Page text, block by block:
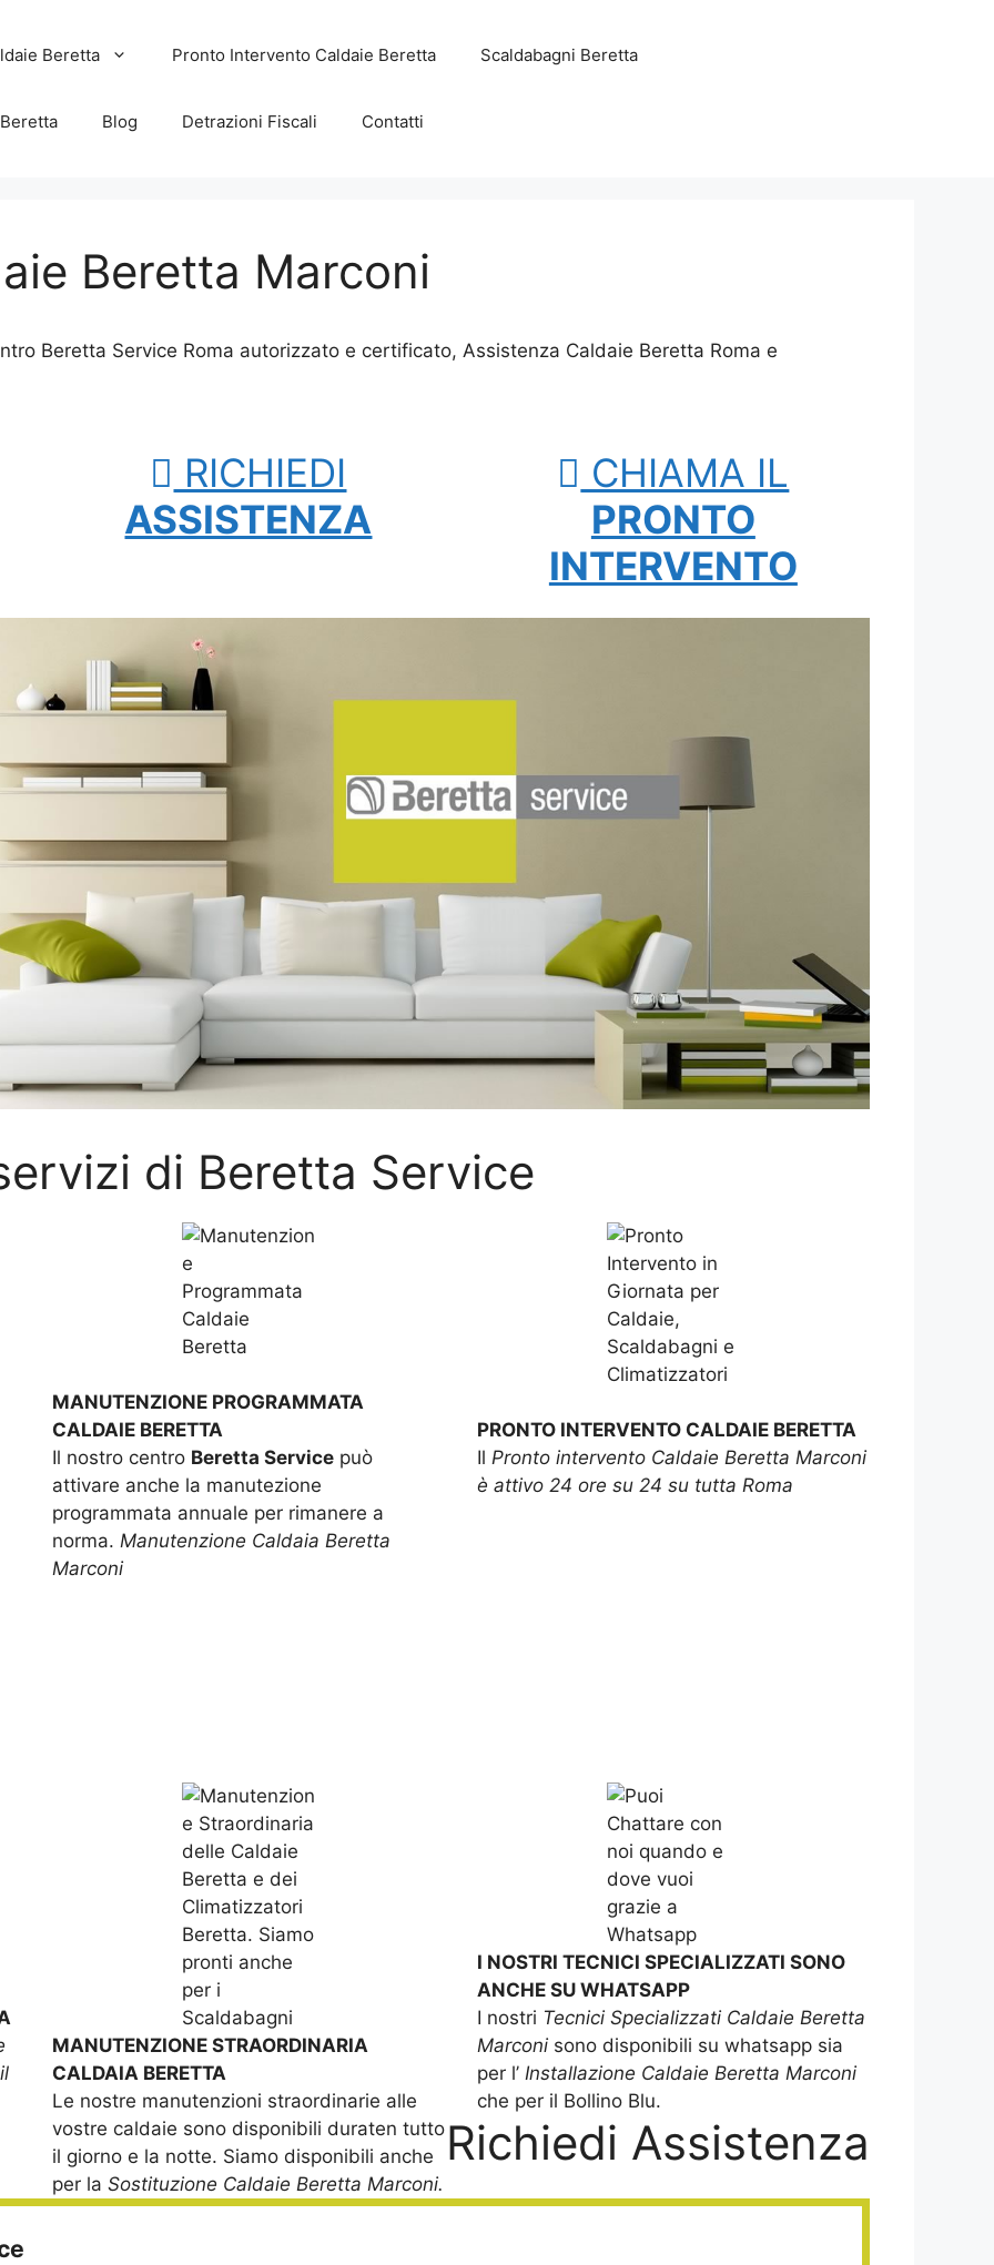
Beretta Pronto Intervento Caldaie Beretta Scaldabagni Beretta
Blog Detrazioni Fiscali Contatti
Beretta Marconi
Beretta Service Roma autorizzato e certificato, Assistenza Caldaie Beretta Roma e
RICHIEDI
ASSISTENZA
CHIAMA IL
PRONTO
INTERVENTO
di Beretta Service
MANUTENZIONE PROGRAMMATA
CALDAIE BERETTA
Il nostro centro Beretta Servicepuò
attivare anche la manutezione
programmata annuale per rimanere a
norma. Manutenzione Caldaia Beretta
Marconi
PRONTO INTERVENTO CALDAIE BERETTA
Il Pronto intervento Caldaie Beretta Marconi
è attivo 24 ore su 24 su tutta Roma
MANUTENZIONE STRAORDINARIA
CALDAIA BERETTA
Le nostre manutenzioni straordinarie alle
vostre caldaie sono disponibili duraten tutto
il giorno e la notte. Siamo disponibili anche
per la Sostituzione Caldaie Beretta Marconi.
I NOSTRI TECNICI SPECIALIZZATI SONO
ANCHE SU WHATSAPP
I nostri Tecnici Specializzati Caldaie Beretta
Marconi sono disponibili su whatsapp sia
per l’ Installazione Caldaie Beretta Marconi
che per il Bollino Blu.
Richiedi Assistenza